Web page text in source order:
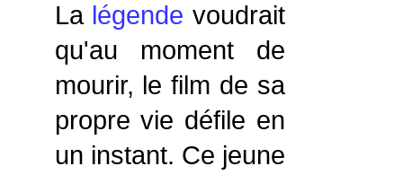
La légende voudrait
qu'au moment de
mourir, le film de sa
propre vie défile en
un instant. Ce jeune